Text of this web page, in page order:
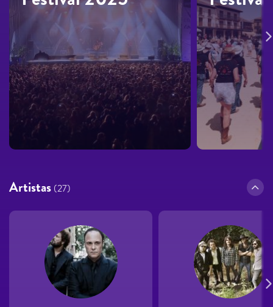
Artistas (27)